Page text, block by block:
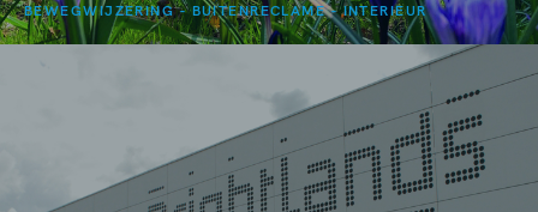
BEWEGWIJZERING BUITENRECLAME INTERIEUR